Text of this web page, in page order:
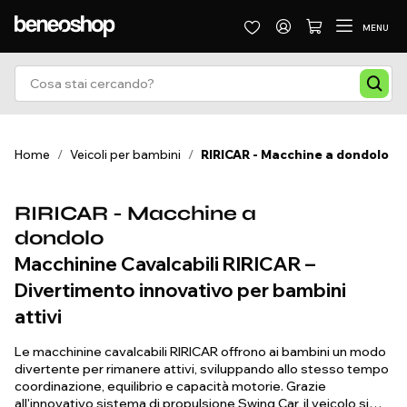
MENU
Home / Veicoli per bambini / RIRICAR - Macchine a dondolo
RIRICAR - Macchine a
dondolo
Macchinine Cavalcabili RIRICAR –
Divertimento innovativo per bambini
attivi
Le macchinine cavalcabili RIRICAR offrono ai bambini un modo
divertente per rimanere attivi, sviluppando allo stesso tempo
coordinazione, equilibrio e capacità motorie. Grazie
all'innovativo sistema di propulsione Swing Car, il veicolo si